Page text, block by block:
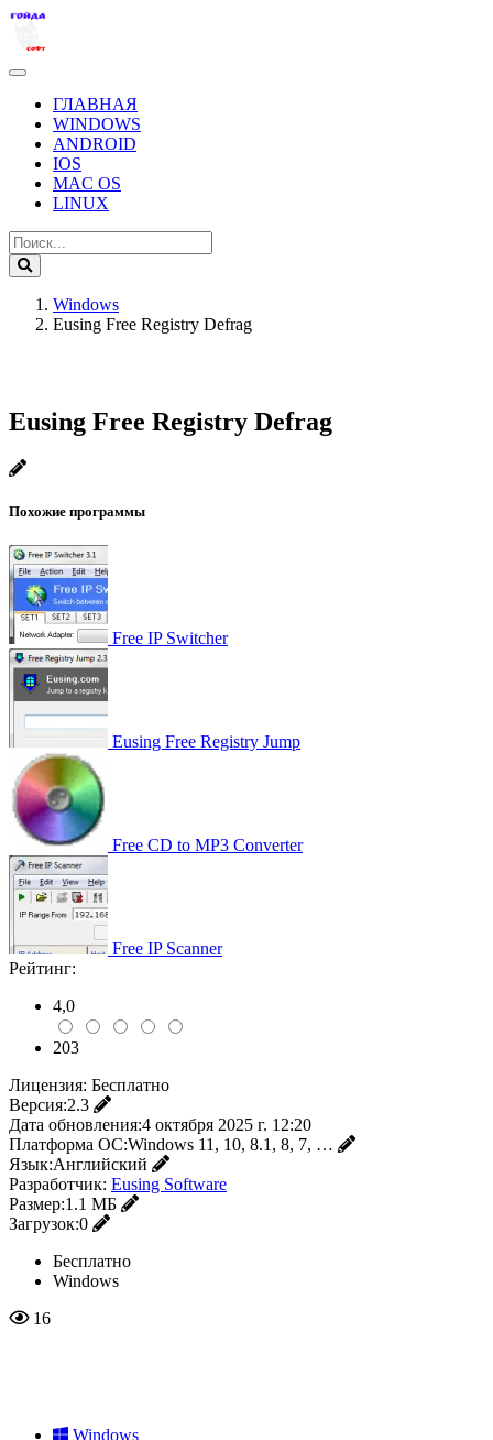
ГЛАВНАЯ
WINDOWS
ANDROID
IOS
MAC OS
LINUX
Windows
Eusing Free Registry Defrag
Eusing Free Registry Defrag
Похожие программы
Free IP Switcher
Eusing Free Registry Jump
Free CD to MP3 Converter
Free IP Scanner
Рейтинг:
4,0
203
Лицензия: Бесплатно
Версия:2.3
Дата обновления:4 октября 2025 г. 12:20
Платформа ОС:Windows 11, 10, 8.1, 8, 7, …
Язык:Английский
Разработчик: Eusing Software
Размер:1.1 МБ
Загрузок:0
Бесплатно
Windows
16
Windows